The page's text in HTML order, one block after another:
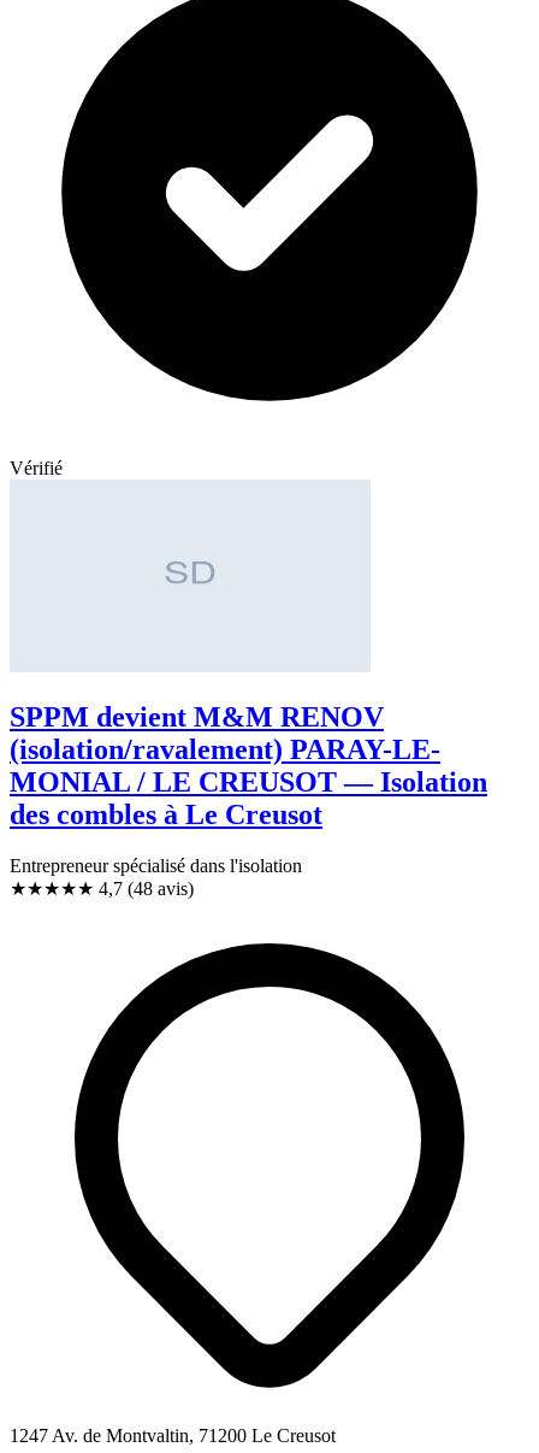
Vérifié
SPPM devient M&M RENOV
(isolation/ravalement) PARAY-LE-
MONIAL / LE CREUSOT — Isolation
des combles à Le Creusot
Entrepreneur spécialisé dans l'isolation
★★★★★ 4,7 (48 avis)
1247 Av. de Montvaltin, 71200 Le Creusot